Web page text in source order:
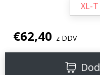
XL-T
€62,40 z DDV